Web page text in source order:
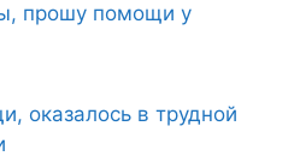
прошу помощи у
оказалось в трудной